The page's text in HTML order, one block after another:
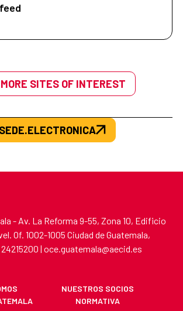
SITES OF INTEREST
SEDE.ELECTRONICA
- Av. La Reforma 9-55, Zona 10, Edificio
Of. 1002-1005 Ciudad de Guatemala,
| oce.guatemala@aecid.es
NUESTROS SOCIOS
NORMATIVA